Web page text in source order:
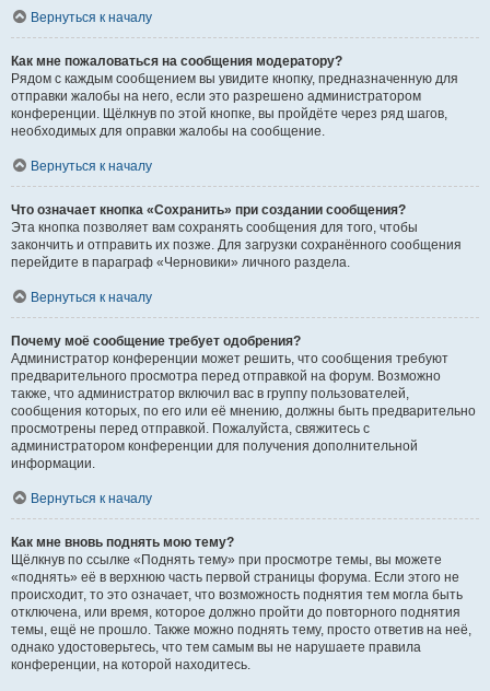
Вернуться к началу
Как мне пожаловаться на сообщения модератору?
Рядом с каждым сообщением вы увидите кнопку, предназначенную для
отправки жалобы на него, если это разрешено администратором
конференции. Щёлкнув по этой кнопке, вы пройдёте через ряд шагов,
необходимых для оправки жалобы на сообщение.
Вернуться к началу
Что означает кнопка «Сохранить» при создании сообщения?
Эта кнопка позволяет вам сохранять сообщения для того, чтобы
закончить и отправить их позже. Для загрузки сохранённого сообщения
перейдите в параграф «Черновики» личного раздела.
Вернуться к началу
Почему моё сообщение требует одобрения?
Администратор конференции может решить, что сообщения требуют
предварительного просмотра перед отправкой на форум. Возможно
также, что администратор включил вас в группу пользователей,
сообщения которых, по его или её мнению, должны быть предварительно
просмотрены перед отправкой. Пожалуйста, свяжитесь с
администратором конференции для получения дополнительной
информации.
Вернуться к началу
Как мне вновь поднять мою тему?
Щёлкнув по ссылке «Поднять тему» при просмотре темы, вы можете
«поднять» её в верхнюю часть первой страницы форума. Если этого не
происходит, то это означает, что возможность поднятия тем могла быть
отключена, или время, которое должно пройти до повторного поднятия
темы, ещё не прошло. Также можно поднять тему, просто ответив на неё,
однако удостоверьтесь, что тем самым вы не нарушаете правила
конференции, на которой находитесь.